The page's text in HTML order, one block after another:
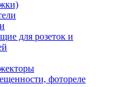
для розеток и
фотореле